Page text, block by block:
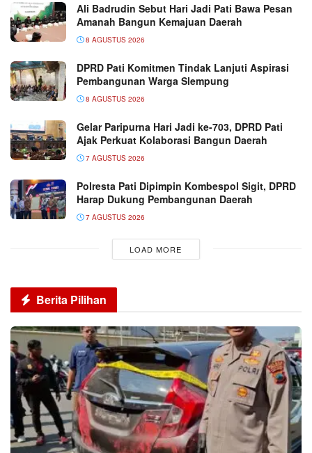
Ali Badrudin Sebut Hari Jadi Pati Bawa Pesan
Amanah Bangun Kemajuan Daerah
8 AGUSTUS 2026
DPRD Pati Komitmen Tindak Lanjuti Aspirasi
Pembangunan Warga Slempung
8 AGUSTUS 2026
Gelar Paripurna Hari Jadi ke-703, DPRD Pati
Ajak Perkuat Kolaborasi Bangun Daerah
7 AGUSTUS 2026
Polresta Pati Dipimpin Kombespol Sigit, DPRD
Harap Dukung Pembangunan Daerah
7 AGUSTUS 2026
LOAD MORE
Berita Pilihan